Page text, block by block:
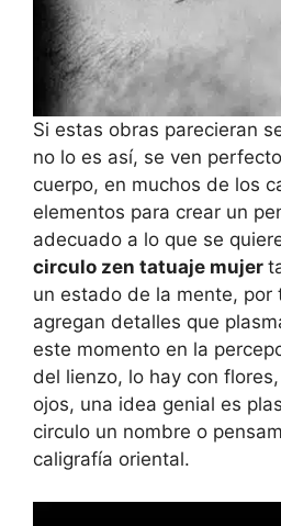
Si estas obras parecieran
no lo es así, se ven
cuerpo, en muchos de los
elementos para crear un
adecuado a lo que se
circulo zen tatuaje mujer
un estado de la mente, por
agregan detalles que
este momento en la
del lienzo, lo hay con
ojos, una idea genial es
circulo un nombre o
caligrafía oriental.